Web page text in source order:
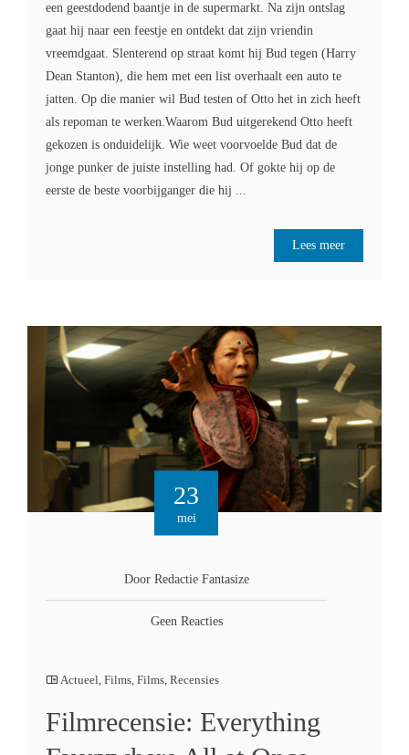
een geestdodend baantje in de supermarkt. Na zijn ontslag
gaat hij naar een feestje en ontdekt dat zijn vriendin
vreemdgaat. Slenterend op straat komt hij Bud tegen (Harry
Dean Stanton), die hem met een list overhaalt een auto te
jatten. Op die manier wil Bud testen of Otto het in zich heeft
als repoman te werken.Waarom Bud uitgerekend Otto heeft
gekozen is onduidelijk. Wie weet voorvoelde Bud dat de
jonge punker de juiste instelling had. Of gokte hij op de
eerste de beste voorbijganger die hij ...
Lees meer
23
mei
Door Redactie Fantasize
Geen Reacties
Actueel Films Films Recensies
Filmrecensie: Everything